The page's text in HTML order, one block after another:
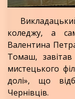
Викладацький
коледжу, а
Валентина
Томаш,
мистецького
долі», що
Чернівців.